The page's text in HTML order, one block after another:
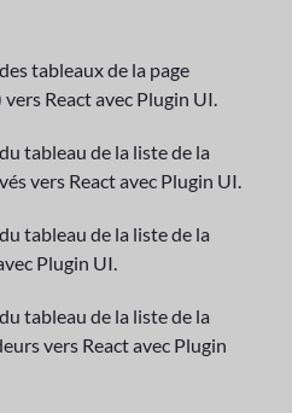
tableaux de la page
React avec Plugin UI.
tableau de la liste de la
vers React avec Plugin UI.
tableau de la liste de la
Plugin UI.
tableau de la liste de la
vers React avec Plugin